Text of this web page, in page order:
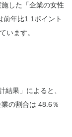
した「企業の女性
前年比1.1ポイント
います。
結果」によると、
の割合は 48.6％